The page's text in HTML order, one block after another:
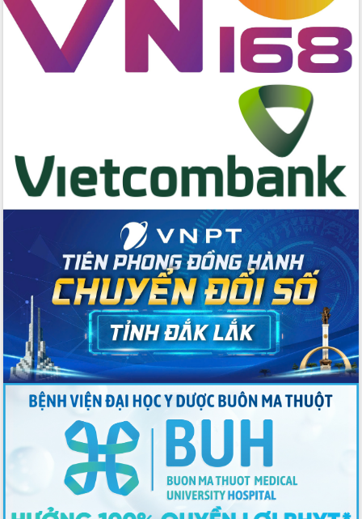
Đắk Lắk nỗ lực thúc đẩy tăng trưởng
kinh tế từ 10% trở lên trong Quý
II/2026
Đắk Lắk ký kết thỏa thuận hợp tác về
chuyển đổi số giai đoạn 2026 – 2030
cho trạm y tế cấp xã
Du lịch Đắk Lắk nâng tầm trải nghiệm
du khách thông qua Hệ thống cơ sở dữ
Tập huấn ứng dụng trí tuệ nhân tạo (AI)
trong thương mại điện tử năm 2026
Đoàn đại biểu Quốc hội tỉnh Đắk Lắk
trao đổi thông tin trước Kỳ họp thứ
nhất, Quốc hội khóa XVI
Quyết liệt cải cách hành chính, khơi
thông nguồn lực phát triển
Nâng cao hiệu lực, hiệu quả HĐND
tỉnh thông qua hiện đại hóa hành chính
Xã Ea Phê gắn cải cách hành chính với
chuyển đổi số
Phó Chủ tịch Thường trực UBND tỉnh
Hồ Thị Nguyên Thảo làm việc tại Trung
tâm Phục vụ hành chính công xã Ea